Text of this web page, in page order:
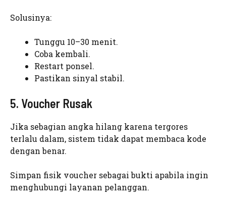
Solusinya:
Tunggu 10–30 menit.
Coba kembali.
Restart ponsel.
Pastikan sinyal stabil.
5. Voucher Rusak
Jika sebagian angka hilang karena tergores
terlalu dalam, sistem tidak dapat membaca kode
dengan benar.
Simpan fisik voucher sebagai bukti apabila ingin
menghubungi layanan pelanggan.